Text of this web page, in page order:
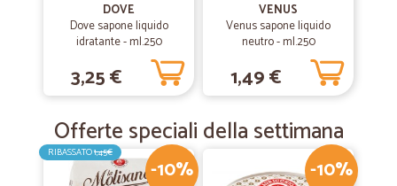
DOVE
Dove sapone liquido
idratante - ml.250
3,25 €
VENUS
Venus sapone liquido
neutro - ml.250
1,49 €
Offerte speciali della settimana
-10%
RIBASSATO1,45€
-10%